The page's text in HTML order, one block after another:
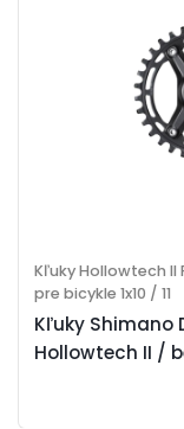
Kľuky Shimano
Hollowtech II /
Kľuky Hollowtech II
pre bicykle 1x10 / 11